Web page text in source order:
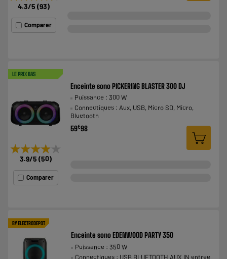
4.3/5 (93)
Comparer
LE PRIX BAS
★★★★★
★★★★★
3.9/5 (50)
Comparer
Enceinte sono PICKERING BLASTER 300 DJ
Puissance : 300 W
Connectiques : Aux, USB, Micro SD, Micro,
Bluetooth
59€98
BY ELECTRODEPOT
Enceinte sono EDENWOOD PARTY 350
Puissance : 350 W
Connectiques : USB BLUETOOTH AUX IN entree